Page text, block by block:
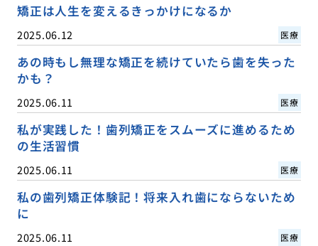
矯正は人生を変えるきっかけになるか
2025.06.12 医療
あの時もし無理な矯正を続けていたら歯を失った
かも？
2025.06.11 医療
私が実践した！歯列矯正をスムーズに進めるため
の生活習慣
2025.06.11 医療
私の歯列矯正体験記！将来入れ歯にならないため
に
2025.06.11 医療